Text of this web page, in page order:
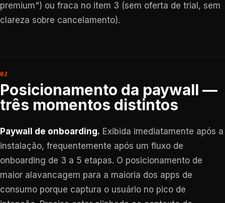
premium") ou fraca no item 3 (sem oferta de trial, sem
clareza sobre cancelamento).
Posicionamento da paywall —
três momentos distintos
Paywall de onboarding. Exibida imediatamente após a
instalação, frequentemente após um fluxo de
onboarding de 3 a 5 etapas. O posicionamento de
maior alavancagem para a maioria dos apps de
consumo porque captura o usuário no pico de